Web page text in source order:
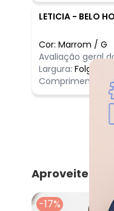
LETICIA - BELO
Cor: Marrom / G
Avaliação geral
Largura: Folgado
Comprimento:
Aproveite e
-17%